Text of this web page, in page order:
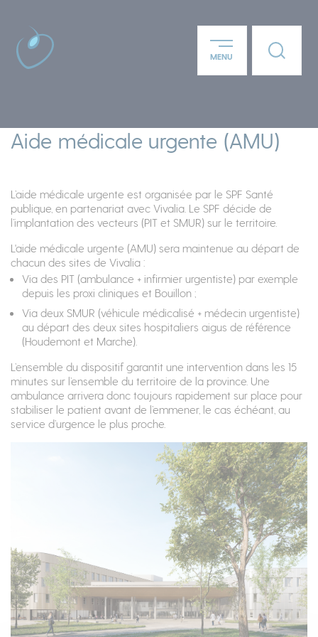
Aller au contenu principal
MENU Lien
Aide médicale urgente (AMU)
L’aide médicale urgente est organisée par le SPF Santé
publique, en partenariat avec Vivalia. Le SPF décide de
l’implantation des vecteurs (PIT et SMUR) sur le territoire.
L'aide médicale urgente (AMU) sera maintenue au départ de
chacun des sites de Vivalia :
Via des PIT (ambulance + infirmier urgentiste) par exemple
depuis les proxi cliniques et Bouillon ;
Via deux SMUR (véhicule médicalisé + médecin urgentiste)
au départ des deux sites hospitaliers aigus de référence
(Houdemont et Marche).
L’ensemble du dispositif garantit une intervention dans les 15
minutes sur l’ensemble du territoire de la province. Une
ambulance arrivera donc toujours rapidement sur place pour
stabiliser le patient avant de l’emmener, le cas échéant, au
service d’urgence le plus proche.